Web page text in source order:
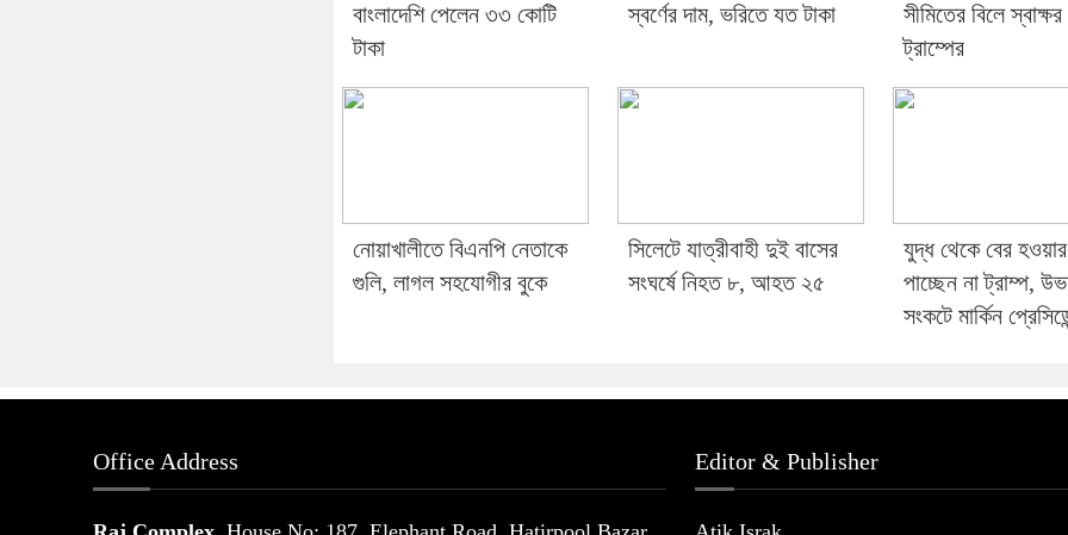
বাংলাদেশি পেলেন ৩৩ কোটি
টাকা
স্বর্ণের দাম, ভরিতে যত টাকা
সীমিতের বিলে স্বাক্ষর
ট্রাম্পের
নোয়াখালীতে বিএনপি নেতাকে
গুলি, লাগল সহযোগীর বুকে
সিলেটে যাত্রীবাহী দুই বাসের
সংঘর্ষে নিহত ৮, আহত ২৫
যুদ্ধ থেকে বের
পাচ্ছেন না ট্রাম্প,
সংকটে মার্কিন
Office Address Editor & Publisher